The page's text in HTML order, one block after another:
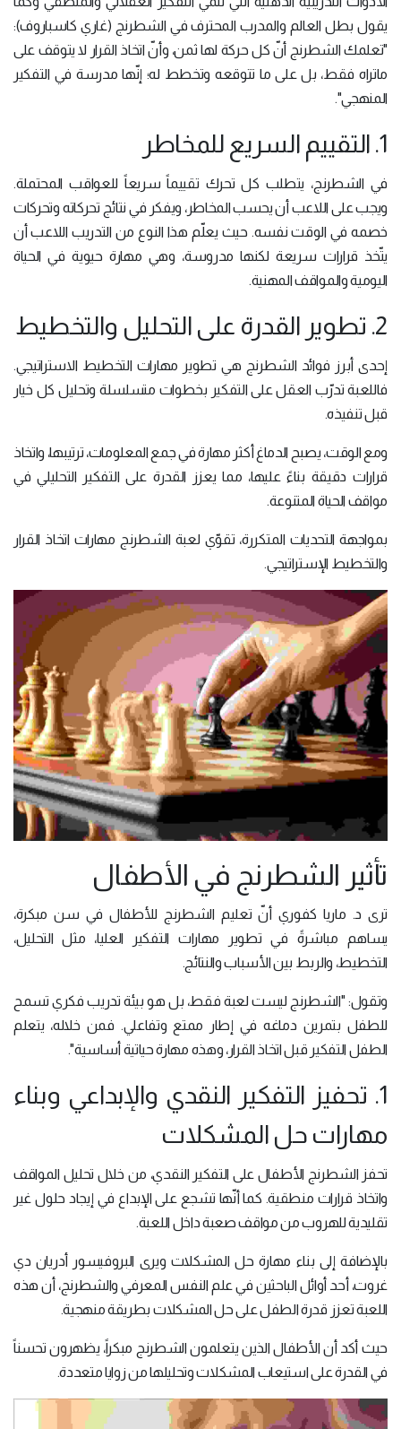
يقول بطل العالم والمدرب المحترف في الشطرنج (غاري كاسباروف):
"تعلمك الشطرنج أنّ كل حركة لها ثمن، وأنّ اتخاذ القرار لا يتوقف على
ماتراه فقط، بل على ما تتوقعه وتخطط له؛ إنّها مدرسة في التفكير
المنهجي".
1. التقييم السريع للمخاطر
في الشطرنج، يتطلب كل تحرك تقييماً سريعاً للعواقب المحتملة.
ويجب على اللاعب أن يحسب المخاطر، ويفكر في نتائج تحركاته وتحركات
خصمه في الوقت نفسه. حيث يعلّم هذا النوع من التدريب اللاعب أن
يتّخذ قرارات سريعة لكنها مدروسة، وهي مهارة حيوية في الحياة
اليومية والمواقف المهنية.
2. تطوير القدرة على التحليل والتخطيط
إحدى أبرز فوائد الشطرنج هي تطوير مهارات التخطيط الاستراتيجي.
فاللعبة تدرّب العقل على التفكير بخطوات متسلسلة وتحليل كل خيار
قبل تنفيذه.
ومع الوقت، يصبح الدماغ أكثر مهارة في جمع المعلومات، ترتيبها، واتخاذ
قرارات دقيقة بناءً عليها، مما يعزز القدرة على التفكير التحليلي في
مواقف الحياة المتنوعة.
بمواجهة التحديات المتكررة، تقوّي لعبة الشطرنج مهارات اتخاذ القرار
والتخطيط الإستراتيجي.
تأثير الشطرنج في الأطفال
ترى د. ماريا كفوري أنّ تعليم الشطرنج للأطفال في سن مبكرة،
يساهم مباشرةً في تطوير مهارات التفكير العليا، مثل التحليل،
التخطيط، والربط بين الأسباب والنتائج.
وتقول: "الشطرنج ليست لعبة فقط، بل هو بيئة تدريب فكري تسمح
للطفل بتمرين دماغه في إطار ممتع وتفاعلي. فمن خلاله، يتعلم
الطفل التفكير قبل اتخاذ القرار، وهذه مهارة حياتية أساسية".
1. تحفيز التفكير النقدي والإبداعي وبناء
مهارات حل المشكلات
تحفز الشطرنج الأطفال على التفكير النقدي، من خلال تحليل المواقف
واتخاذ قرارات منطقية. كما أنّها تشجع على الإبداع في إيجاد حلول غير
تقليدية للهروب من مواقف صعبة داخل اللعبة.
بالإضافة إلى بناء مهارة حل المشكلات ويرى البروفيسور أدريان دي
غروت، أحد أوائل الباحثين في علم النفس المعرفي والشطرنج، أن هذه
اللعبة تعزز قدرة الطفل على حل المشكلات بطريقة منهجية.
حيث أكد أن الأطفال الذين يتعلمون الشطرنج مبكراً، يظهرون تحسناً
في القدرة على استيعاب المشكلات وتحليلها من زوايا متعددة.